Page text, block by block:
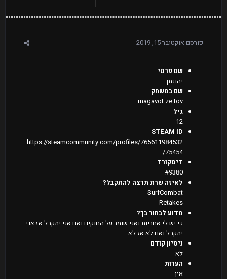
פורסם אוקטובר 15, 2019
שם פרטי
יהונתן
שם במשחק
magavot ze tov
גיל
12
STEAM ID
https://steamcommunity.com/profiles/765611984532
75454/
דיסקורד
#9380
לאיזה שרת תרצה להתקבל?
SurfCombat
Retakes
מדוע לבחור בך?
כי יש לי אחריות ואני שומר על החוקים ואם אני יתקבל אז אני
יתקבל ואם לא אז לא
ניסיון קודם
לא
הערות
אין